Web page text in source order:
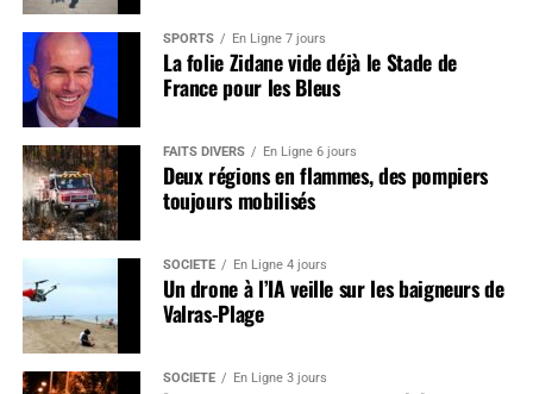
SPORTS En Ligne 7 jours
La folie Zidane vide déjà le Stade de
France pour les Bleus
FAITS DIVERS En Ligne 6 jours
Deux régions en flammes, des pompiers
toujours mobilisés
SOCIÉTÉ En Ligne 4 jours
Un drone à l’IA veille sur les baigneurs de
Valras-Plage
SOCIÉTÉ En Ligne 3 jours